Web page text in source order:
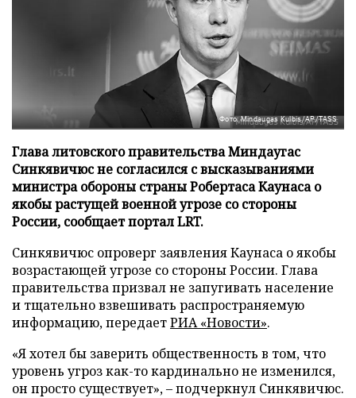
Фото: Mindaugas Kulbis/AP/TASS
Глава литовского правительства Миндаугас
Синкявичюс не согласился с высказываниями
министра обороны страны Робертаса Каунаса о
якобы растущей военной угрозе со стороны
России, сообщает портал LRT.
Синкявичюс опроверг заявления Каунаса о якобы
возрастающей угрозе со стороны России. Глава
правительства призвал не запугивать население
и тщательно взвешивать распространяемую
информацию, передаетРИА «Новости».
«Я хотел бы заверить общественность в том, что
уровень угроз как-то кардинально не изменился,
он просто существует», – подчеркнул Синкявичюс.